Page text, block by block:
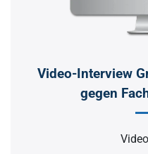
Video-Interview
gegen